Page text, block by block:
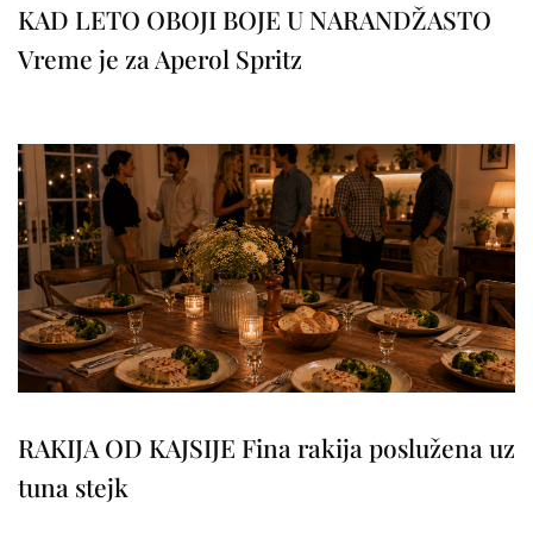
KAD LETO OBOJI BOJE U NARANDŽASTO
Vreme je za Aperol Spritz
RAKIJA OD KAJSIJE Fina rakija poslužena uz
tuna stejk